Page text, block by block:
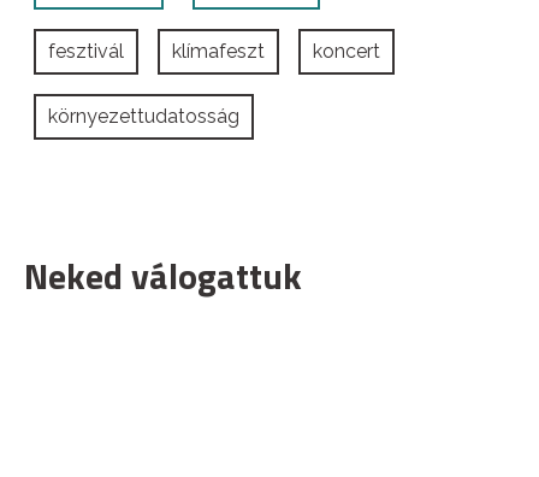
fesztivál klímafeszt koncert
környezettudatosság
Neked válogattuk